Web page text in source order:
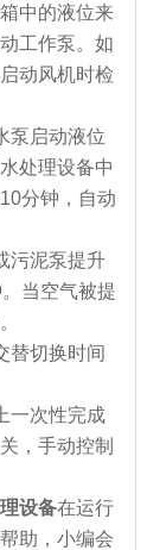
中的液位来
工作泵。如
动风机时检
启动液位
处理设备中
分钟，自动
泥泵提升
当空气被提
切换时间
次性完成
，手动控制
设备在运行
助，小编会